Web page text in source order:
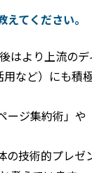
てください。
より上流の
など）にも積
ジ集約術」や
技術的プレ